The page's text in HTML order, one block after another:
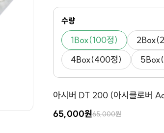
수량
1Box(100정)
4Box(400정)
아시버 DT 200 (아시클로버
65,000원65,000원